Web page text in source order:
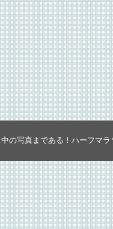
中の写真まである！ハーフマ